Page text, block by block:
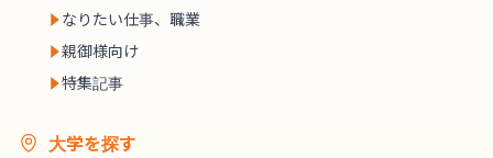
なりたい仕事、職業
親御様向け
特集記事
大学を探す